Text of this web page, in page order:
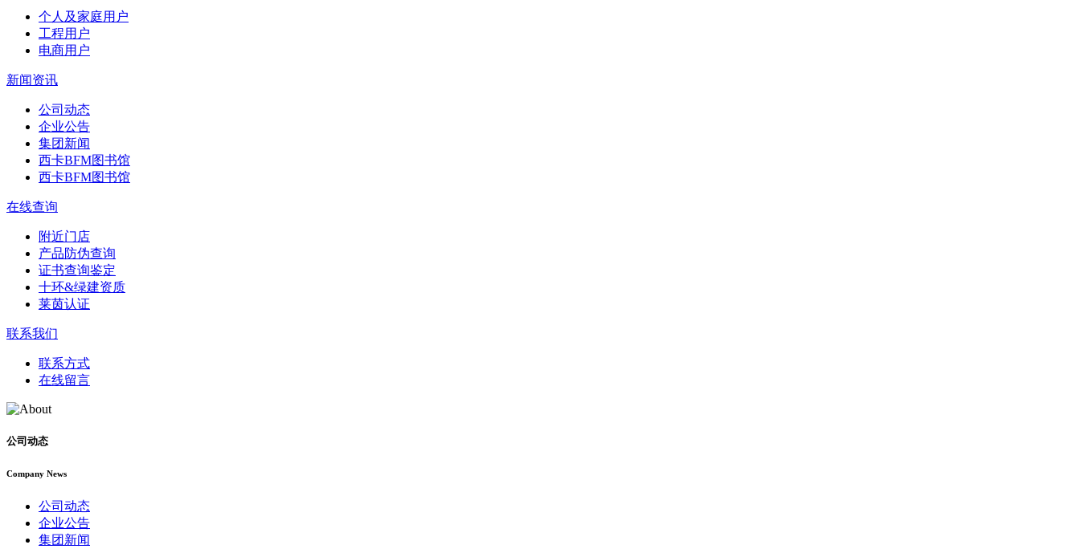
个人及家庭用户
工程用户
电商用户
新闻资讯
公司动态
企业公告
集团新闻
西卡BFM图书馆
西卡BFM图书馆
在线查询
附近门店
产品防伪查询
证书查询鉴定
十环&绿建资质
莱茵认证
联系我们
联系方式
在线留言
公司动态
Company News
公司动态
企业公告
集团新闻